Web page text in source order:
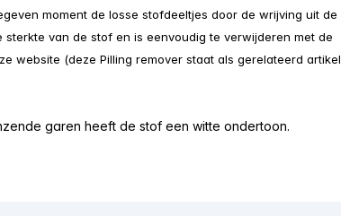
moment de losse stofdeeltjes door de wrijving uit de
van de stof en is eenvoudig te verwijderen met de
website (deze Pilling remover staat als gerelateerd artikel
garen heeft de stof een witte ondertoon.